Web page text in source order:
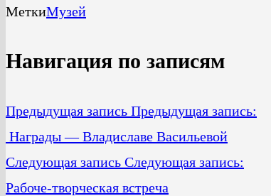
МеткиМузей
Навигация по записям
Предыдущая запись Предыдущая запись:
Награды — Владиславе Васильевой
Следующая запись Следующая запись:
Рабоче-творческая встреча